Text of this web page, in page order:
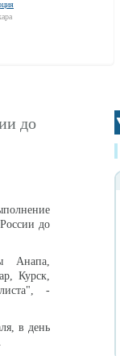
до
до
Анапа,
Курск,
-
в день